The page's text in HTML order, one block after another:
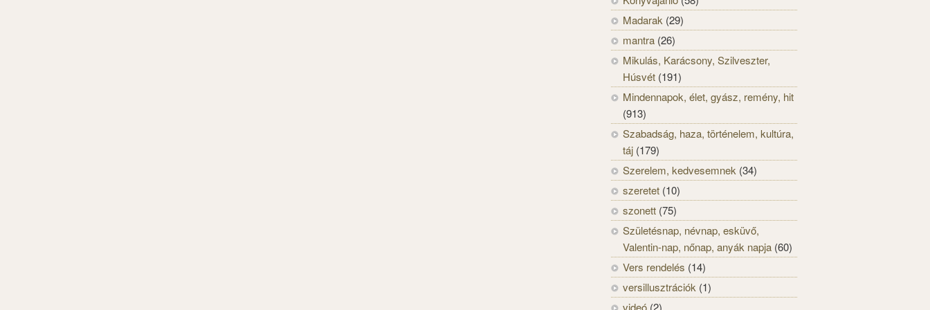
Madarak (29)
mantra (26)
Mikulás, Karácsony, Szilveszter,
Húsvét (191)
Mindennapok, élet, gyász, remény, hit
(913)
Szabadság, haza, történelem, kultúra,
táj (179)
Szerelem, kedvesemnek (34)
szeretet (10)
szonett (75)
Születésnap, névnap, esküvő,
Valentin-nap, nőnap, anyák napja (60)
Vers rendelés (14)
versillusztrációk (1)
videó (2)